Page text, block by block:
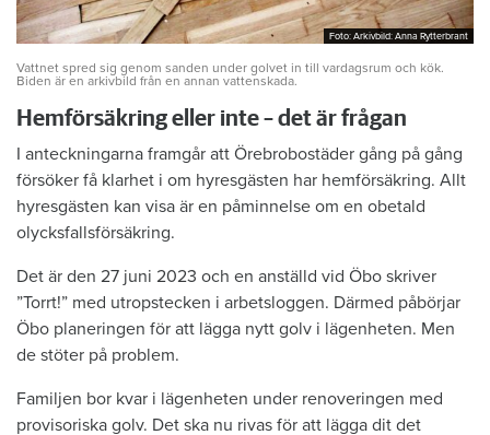
Foto: Arkivbild: Anna Rytterbrant
Foto: Arkivbild: Anna Rytterbrant
Vattnet spred sig genom sanden under golvet in till vardagsrum och kök.
Biden är en arkivbild från en annan vattenskada.
Hemförsäkring eller inte – det är frågan
I anteckningarna framgår att Örebrobostäder gång på gång
försöker få klarhet i om hyresgästen har hemförsäkring. Allt
hyresgästen kan visa är en påminnelse om en obetald
olycksfallsförsäkring.
Det är den 27 juni 2023 och en anställd vid Öbo skriver
”Torrt!” med utropstecken i arbetsloggen. Därmed påbörjar
Öbo planeringen för att lägga nytt golv i lägenheten. Men
de stöter på problem.
Familjen bor kvar i lägenheten under renoveringen med
provisoriska golv. Det ska nu rivas för att lägga dit det